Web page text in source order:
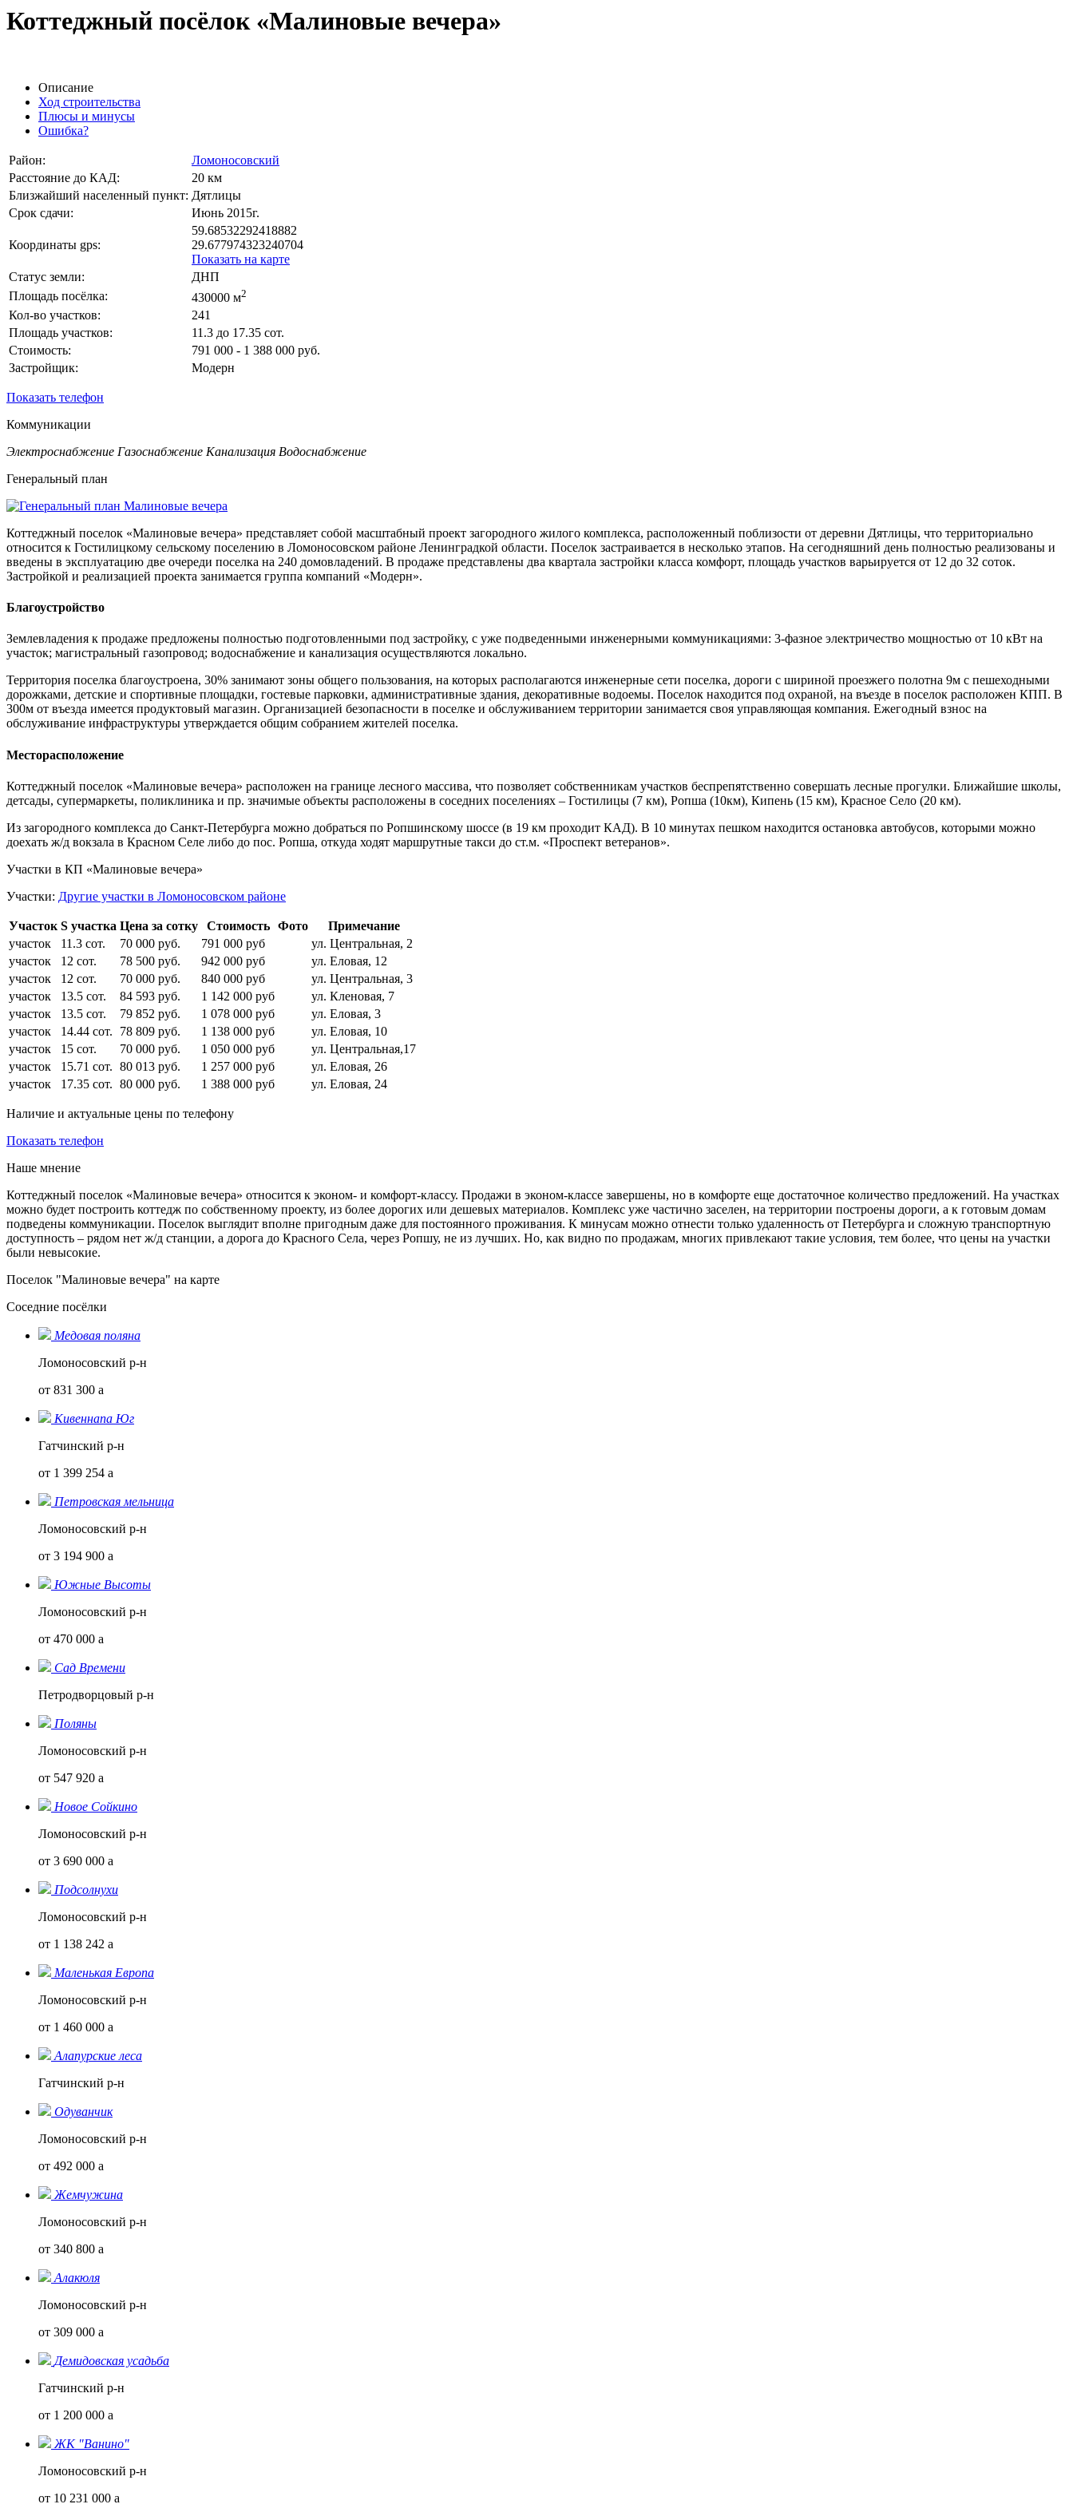
Коттеджный посёлок «Малиновые вечера»
Описание
Ход строительства
Плюсы и минусы
Ошибка?
Район:
Ломоносовский
Расстояние до КАД:
20 км
Близжайший населенный пункт: Дятлицы
Срок сдачи:
Июнь 2015г.
Координаты gps:
59.68532292418882
29.677974323240704
Показать на карте
Статус земли:
ДНП
Площадь посёлка:
430000 м2
Кол-во участков:
241
Площадь участков:
11.3 до 17.35 сот.
Стоимость:
791 000 - 1 388 000 руб.
Застройщик:
Модерн
Показать телефон
Коммуникации
Электроснабжение Газоснабжение Канализация Водоснабжение
Генеральный план
Коттеджный поселок «Малиновые вечера» представляет собой масштабный проект загородного жилого комплекса, расположенный поблизости от деревни Дятлицы, что территориально
относится к Гостилицкому сельскому поселению в Ломоносовском районе Ленинградкой области. Поселок застраивается в несколько этапов. На сегодняшний день полностью реализованы и
введены в эксплуатацию две очереди поселка на 240 домовладений. В продаже представлены два квартала застройки класса комфорт, площадь участков варьируется от 12 до 32 соток.
Застройкой и реализацией проекта занимается группа компаний «Модерн».
Благоустройство
Землевладения к продаже предложены полностью подготовленными под застройку, с уже подведенными инженерными коммуникациями: 3-фазное электричество мощностью от 10 кВт на
участок; магистральный газопровод; водоснабжение и канализация осуществляются локально.
Территория поселка благоустроена, 30% занимают зоны общего пользования, на которых располагаются инженерные сети поселка, дороги с шириной проезжего полотна 9м с пешеходными
дорожками, детские и спортивные площадки, гостевые парковки, административные здания, декоративные водоемы. Поселок находится под охраной, на въезде в поселок расположен КПП. В
300м от въезда имеется продуктовый магазин. Организацией безопасности в поселке и обслуживанием территории занимается своя управляющая компания. Ежегодный взнос на
обслуживание инфраструктуры утверждается общим собранием жителей поселка.
Месторасположение
Коттеджный поселок «Малиновые вечера» расположен на границе лесного массива, что позволяет собственникам участков беспрепятственно совершать лесные прогулки. Ближайшие школы,
детсады, супермаркеты, поликлиника и пр. значимые объекты расположены в соседних поселениях – Гостилицы (7 км), Ропша (10км), Кипень (15 км), Красное Село (20 км).
Из загородного комплекса до Санкт-Петербурга можно добраться по Ропшинскому шоссе (в 19 км проходит КАД). В 10 минутах пешком находится остановка автобусов, которыми можно
доехать ж/д вокзала в Красном Селе либо до пос. Ропша, откуда ходят маршрутные такси до ст.м. «Проспект ветеранов».
Участки в КП «Малиновые вечера»
Участки: Другие участки в Ломоносовском районе
Участок S участка Цена за сотку Стоимость Фото
Примечание
участок
11.3 сот. 70 000 руб. 791 000 руб
ул. Центральная, 2
участок
12 сот. 78 500 руб. 942 000 руб
ул. Еловая, 12
участок
12 сот. 70 000 руб. 840 000 руб
ул. Центральная, 3
участок
13.5 сот. 84 593 руб. 1 142 000 руб
ул. Кленовая, 7
участок
13.5 сот. 79 852 руб. 1 078 000 руб
ул. Еловая, 3
участок
14.44 сот. 78 809 руб. 1 138 000 руб
ул. Еловая, 10
участок
15 сот. 70 000 руб. 1 050 000 руб
ул. Центральная,17
участок
15.71 сот. 80 013 руб. 1 257 000 руб
ул. Еловая, 26
участок
17.35 сот. 80 000 руб. 1 388 000 руб ул. Еловая, 24
Наличие и актуальные цены по телефону
Показать телефон
Наше мнение
Коттеджный поселок «Малиновые вечера» относится к эконом- и комфорт-классу. Продажи в эконом-классе завершены, но в комфорте еще достаточное количество предложений. На участках
можно будет построить коттедж по собственному проекту, из более дорогих или дешевых материалов. Комплекс уже частично заселен, на территории построены дороги, а к готовым домам
подведены коммуникации. Поселок выглядит вполне пригодным даже для постоянного проживания. К минусам можно отнести только удаленность от Петербурга и сложную транспортную
доступность – рядом нет ж/д станции, а дорога до Красного Села, через Ропшу, не из лучших. Но, как видно по продажам, многих привлекают такие условия, тем более, что цены на участки
были невысокие.
Поселок "Малиновые вечера" на карте
Соседние посёлки
Медовая поляна
Ломоносовский р-н
от 831 300 a
Кивеннапа Юг
Гатчинский р-н
от 1 399 254 a
Петровская мельница
Ломоносовский р-н
от 3 194 900 a
Южные Высоты
Ломоносовский р-н
от 470 000 a
Сад Времени
Петродворцовый р-н
Поляны
Ломоносовский р-н
от 547 920 a
Новое Сойкино
Ломоносовский р-н
от 3 690 000 a
Подсолнухи
Ломоносовский р-н
от 1 138 242 a
Маленькая Европа
Ломоносовский р-н
от 1 460 000 a
Алапурские леса
Гатчинский р-н
Одуванчик
Ломоносовский р-н
от 492 000 a
Жемчужина
Ломоносовский р-н
от 340 800 a
Алакюля
Ломоносовский р-н
от 309 000 a
Демидовская усадьба
Гатчинский р-н
от 1 200 000 a
ЖК "Ванино"
Ломоносовский р-н
от 10 231 000 a